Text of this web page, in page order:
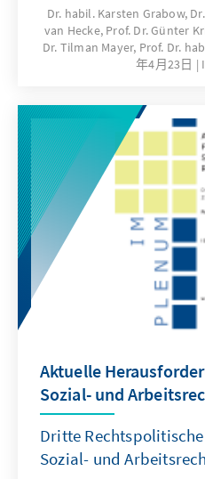
wiederzugewinnen?
angesichts der
der Interessen- und
und wachsender
Parteien zum einen und
Vertrauen in die
Parteien zum anderen,
Aussichten? Dieseund
im Mittelpunkt einer
Adenauer-Stiftung im
Mönchengladbach
Dr. habil. Karsten Grabow,
van Hecke, Prof. Dr. Günter
Dr. Tilman Mayer, Prof. Dr.
年4月23日
Aktuelle
Sozial- und
Dritte
Sozial- und